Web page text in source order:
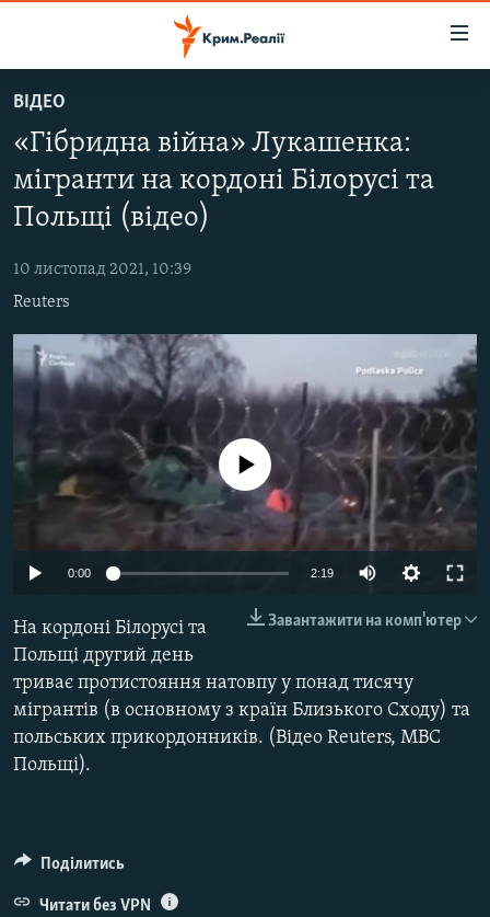
до
основного
матеріалу
Перейти
до
навігації
Перейти
до
пошуку
НОВИНИ
ВОДА.КРИМ
ВІДЕО ТА ФОТО
ПОЛІТИКА
БЛОГИ
ПОГЛЯД
ІНТЕРВ'Ю
ВСЕ ЗА ДЕНЬ
СПЕЦПРОЕКТИ
ДЕПОРТАЦІЯ
ВІДЕОУРОКИ «ELIFBE»
СВІДЧЕННЯ ОКУПАЦІЇ
ІНФОГРАФІКА
ЯК ОБІЙТИ БЛОКУВАННЯ
Русский
Qırımtatar
ДОЛУЧАЙСЯ!
Усі сайти RFE/RL
ВІДЕО
«Гібридна війна» Лукашенка:
мігранти на кордоні Білорусі та
Польщі (відео)
10 листопад 2021, 10:39
Reuters
No media source currently available
0:00 2:19
Завантажити на комп'ютер
На кордоні Білорусі та
Польщі другий день
триває протистояння натовпу у понад тисячу
мігрантів (в основному з країн Близького Сходу) та
польських прикордонників. (Відео Reuters, МВС
Польщі).
Поділитись
Читати без VPN